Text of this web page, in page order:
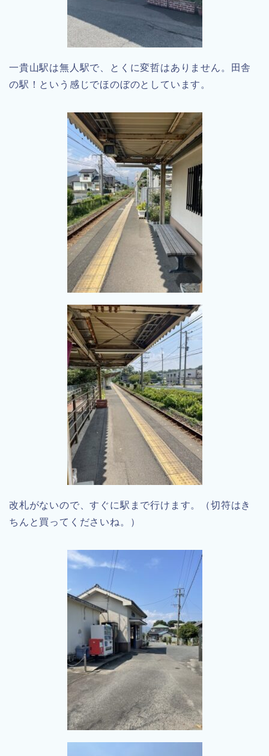
一貴山駅は無人駅で、とくに変哲はありません。田舎
の駅！という感じでほのぼのとしています。
改札がないので、すぐに駅まで行けます。（切符はき
ちんと買ってくださいね。）